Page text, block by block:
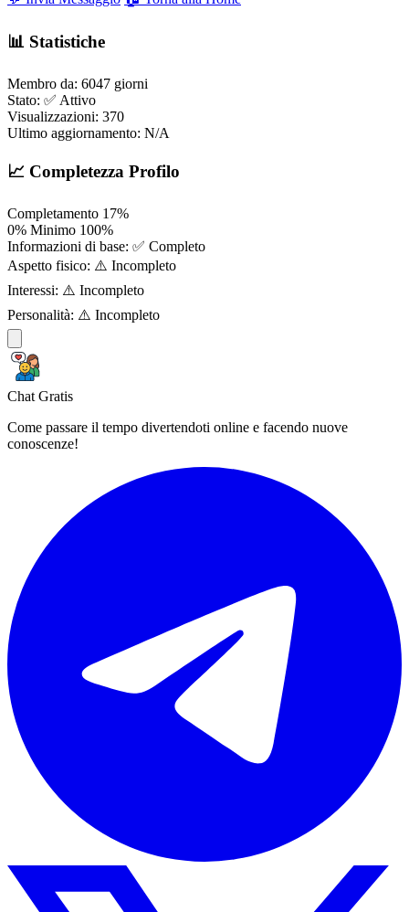
📊 Statistiche
Membro da: 6047 giorni
Stato: ✅ Attivo
Visualizzazioni: 370
Ultimo aggiornamento: N/A
📈 Completezza Profilo
Completamento 17%
0% Minimo 100%
Informazioni di base: ✅ Completo
Aspetto fisico: ⚠️ Incompleto
Interessi: ⚠️ Incompleto
Personalità: ⚠️ Incompleto
Chat Gratis
Come passare il tempo divertendoti online e facendo nuove
conoscenze!